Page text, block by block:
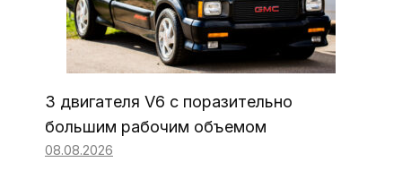
3 двигателя V6 с поразительно
большим рабочим объемом
08.08.2026